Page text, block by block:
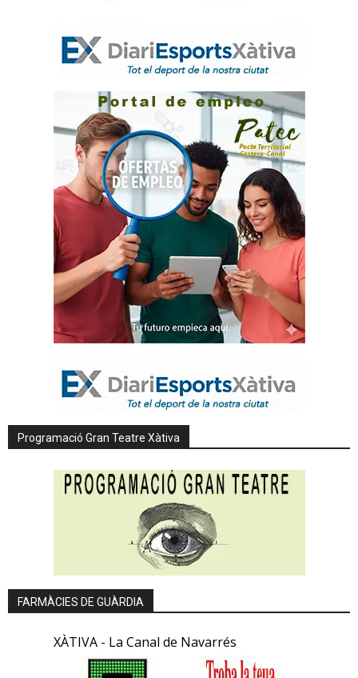
Programació Gran Teatre Xàtiva
FARMÀCIES DE GUÀRDIA
XÀTIVA - La Canal de Navarrés